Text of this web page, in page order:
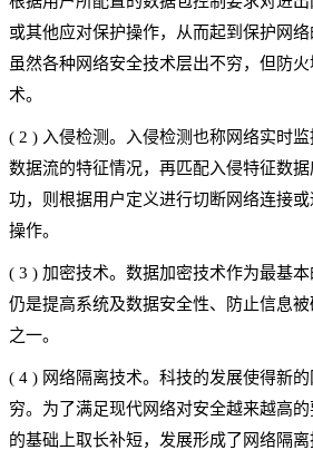
或其他应对保护操作，从而起到保护网络
虽然各种网络安全技术层出不穷，但防
术。
( 2 ) 入侵检测。入侵检测也称网络实时
数据流的特征情况，再匹配入侵特征数
功，则根据用户定义进行切断网络连接
操作。
( 3 ) 加密技术。数据加密技术作为最基
仍是提高系统及数据安全性、防止信息
之一。
( 4 ) 网络隔离技术。科技的发展使得新
穷。为了满足现代网络对安全越来越高
的基础上取长补短，发展形成了网络隔